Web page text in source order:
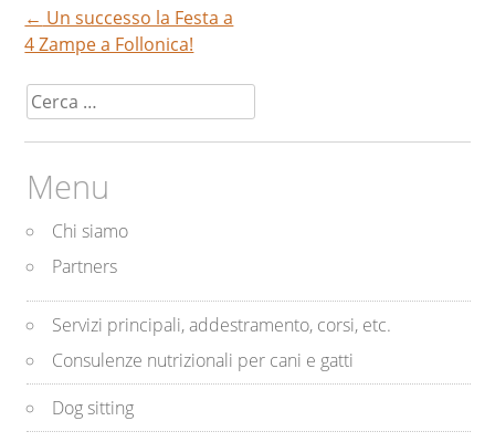
Navigazione
articoli
← Un successo la Festa a
4 Zampe a Follonica!
Ricerca
per:
Menu
Chi siamo
Partners
Servizi principali, addestramento, corsi, etc.
Consulenze nutrizionali per cani e gatti
Dog sitting